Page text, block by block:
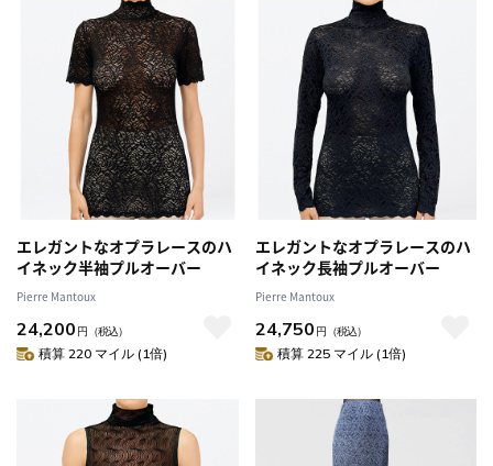
エレガントなオプラレースのハ
イネック半袖プルオーバー
Pierre Mantoux
24,200 円 （税込）
積算 220 マイル (1倍)
エレガントなオプラレースのハ
イネック長袖プルオーバー
Pierre Mantoux
24,750 円 （税込）
積算 225 マイル (1倍)